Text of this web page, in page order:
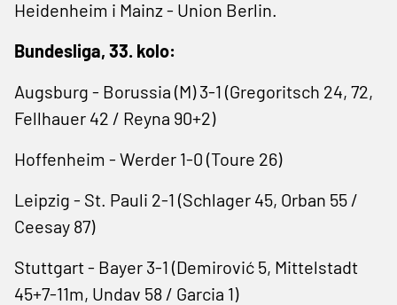
Heidenheim i Mainz - Union Berlin.
Bundesliga, 33. kolo:
Augsburg - Borussia (M) 3-1 (Gregoritsch 24, 72,
Fellhauer 42 / Reyna 90+2)
Hoffenheim - Werder 1-0 (Toure 26)
Leipzig - St. Pauli 2-1 (Schlager 45, Orban 55 /
Ceesay 87)
Stuttgart - Bayer 3-1 (Demirović 5, Mittelstadt
45+7-11m, Undav 58 / Garcia 1)